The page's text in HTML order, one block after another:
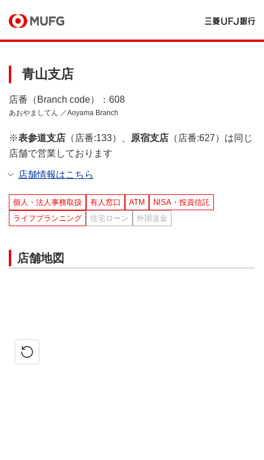
青山支店
店番（Branch code）：608
あおやましてん ／Aoyama Branch
※表参道支店 （店番:133）、 原宿支店 （店番:627）は同じ
店舗で営業しております
店舗情報はこちら
個人・法人事務取扱 有人窓口 ATM
NISA・投資信託
ライフプランニング
住宅ローン 外国送金
店舗地図